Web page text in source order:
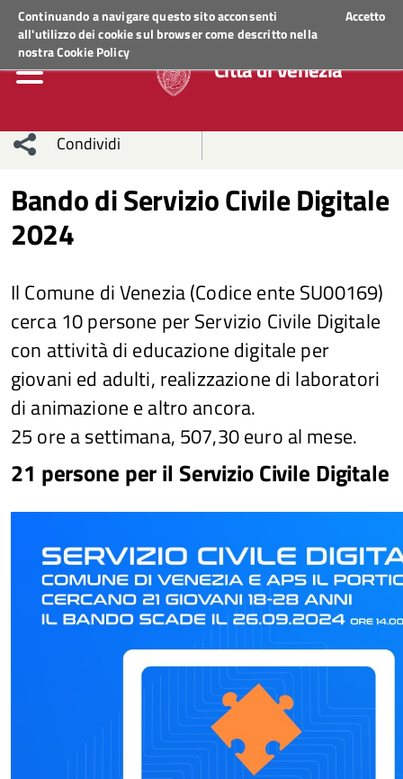
Continuando a navigare questo sito acconsenti
all'utilizzo dei cookie sul browser come descritto nella
nostraCookie Policy
Accetto
Regione Veneto ACCEDI AI SERVIZI
Città di Venezia
Condividi
sui social
network
Condividi
Condividi
Facebook
su
Twitter
Condividi
su
Facebook
Condividi
su
Whatsapp
Bando di Servizio Civile Digitale
2024
Il Comune di Venezia (Codice ente SU00169)
cerca 10 persone per Servizio Civile Digitale
con attività di educazione digitale per
giovani ed adulti, realizzazione di laboratori
di animazione e altro ancora.
25 ore a settimana, 507,30 euro al mese.
21 persone per il Servizio Civile Digitale